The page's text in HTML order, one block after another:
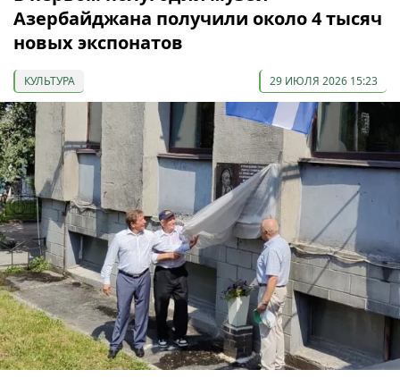
Азербайджана получили около 4 тысяч
новых экспонатов
КУЛЬТУРА 29 ИЮЛЯ 2026 15:23